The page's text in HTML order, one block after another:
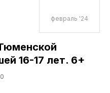
февраль '24
16-17 лет. 6+